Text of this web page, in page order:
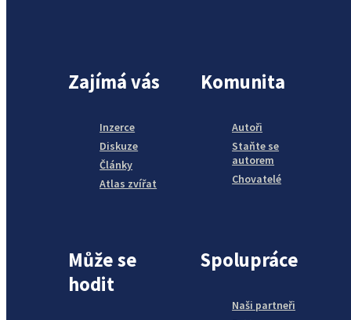
Zajímá vás
Inzerce
Diskuze
Články
Atlas zvířat
Komunita
Autoři
Staňte se
autorem
Chovatelé
Může se
hodit
Spolupráce
Naši partneři